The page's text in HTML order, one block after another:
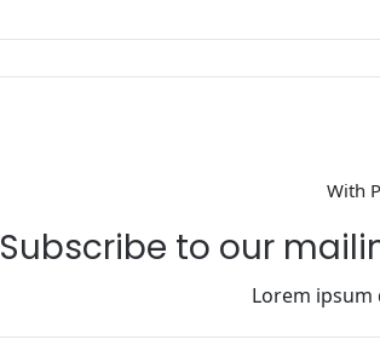
With
Subscribe to our
Lorem ipsum